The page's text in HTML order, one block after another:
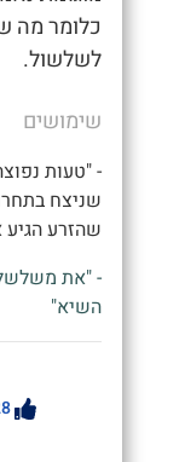
כלומר מה
לשלשול.
שימושים
- "טעות
שהזרע הגיע
- "את
השיא"